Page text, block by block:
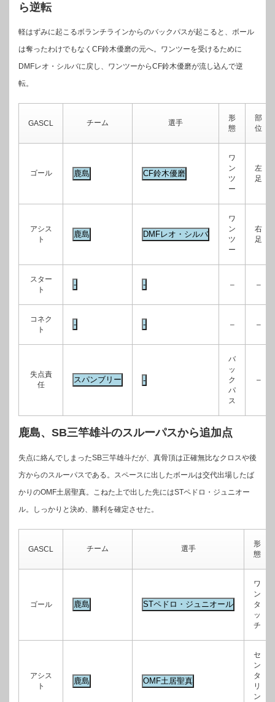
ら逆転
軽はずみに起こるボランチラインからのバックパスが起こると、ボール
は奪ったわけでもなくCF鈴木優磨の元へ。ワンツーを受けるために
DMFレオ・シルバに戻し、ワンツーからCF鈴木優磨が流し込んで逆
転。
GASCL チーム 選手
形
態
部
位
ゴール
ワ
ン
ツ
ー
左
足
アシス
ト
ワ
ン
ツ
ー
右
足
スター
ト
– –
コネク
ト
– –
失点責
任
バ
ッ
ク
パ
ス
–
鹿島、SB三竿雄斗のスルーパスから追加点
失点に絡んでしまったSB三竿雄斗だが、真骨頂は正確無比なクロスや後
方からのスルーパスである。スペースに出したボールは交代出場したば
かりのOMF土居聖真。こねた上で出した先にはSTペドロ・ジュニオー
ル。しっかりと決め、勝利を確定させた。
GASCL チーム 選手
形
態
ゴール
ワ
ン
タ
ッ
チ
アシス
ト
セ
ン
タ
リ
ン